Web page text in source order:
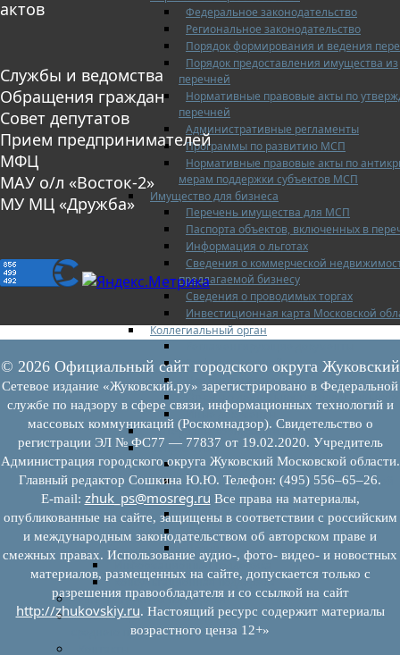
Федеральное законодательство
Региональное законодательство
Порядок формирования и ведения
Порядок предоставления имущества из
перечней
Нормативные правовые акты по
перечней
Административные регламенты
Программы по развитию МСП
Нормативные правовые акты по
мерам поддержки субъектов МСП
Имущество для бизнеса
Перечень имущества для МСП
Паспорта объектов, включенных в
Информация о льготах
Сведения о коммерческой
предлагаемой бизнесу
Сведения о проводимых торгах
Инвестиционная карта Московской
Коллегиальный орган
График заседаний
Протоколы заседаний
Отчеты о деятельности
Иные документы
Материалы Корпорации МСП
Вопрос-ответ
Общие вопросы
Наполнение и актуализация перечней
имущества
Предоставление имущества
Выкуп имущества
Информационная поддержка
Консультационная поддержка
Инфраструктура поддержки
Совет по развитию и поддержке малого и
среднего предпринимательства
актов
Службы и ведомства
Обращения граждан
Совет депутатов
Прием предпринимателей
МФЦ
МАУ о/л «Восток-2»
МУ МЦ «Дружба»
© 2026 Официальный сайт городского округа Жуковский
Сетевое издание «Жуковский.ру» зарегистрировано в Федеральной
службе по надзору в сфере связи, информационных технологий и
массовых коммуникаций (Роскомнадзор). Свидетельство о
регистрации ЭЛ № ФС77 — 77837 от 19.02.2020. Учредитель
Администрация городского округа Жуковский Московской области.
Главный редактор Сошкина Ю.Ю. Телефон: (495) 556–65–26.
E‑mail: zhuk_ps@mosreg.ru Все права на материалы,
опубликованные на сайте, защищены в соответствии с российским
и международным законодательством об авторском праве и
смежных правах. Использование аудио-, фото- видео- и новостных
материалов, размещенных на сайте, допускается только с
разрешения правообладателя и со ссылкой на сайт
http://zhukovskiy.ru. Настоящий ресурс содержит материалы
возрастного ценза 12+»